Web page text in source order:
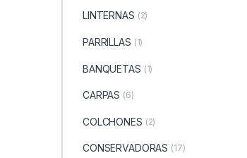
LINTERNAS (2)
PARRILLAS (1)
BANQUETAS (1)
CARPAS (6)
COLCHONES (2)
CONSERVADORAS (17)